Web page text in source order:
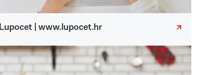
Lupocet | www.lupocet.hr